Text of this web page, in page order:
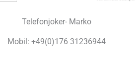
Telefonjoker- Marko
Mobil: +49(0)176 31236944